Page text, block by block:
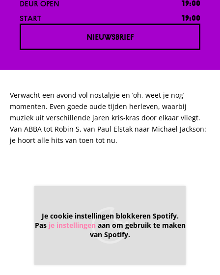
DEUR OPEN 19:00
START 19:00
NIEUWSBRIEF
Verwacht een avond vol nostalgie en ‘oh, weet je nog’-
momenten. Even goede oude tijden herleven, waarbij
muziek uit verschillende jaren kris-kras door elkaar vliegt.
Van ABBA tot Robin S, van Paul Elstak naar Michael Jackson:
je hoort alle hits van toen tot nu.
Je cookie instellingen blokkeren Spotify.
Pas je instellingen aan om gebruik te maken
van Spotify.